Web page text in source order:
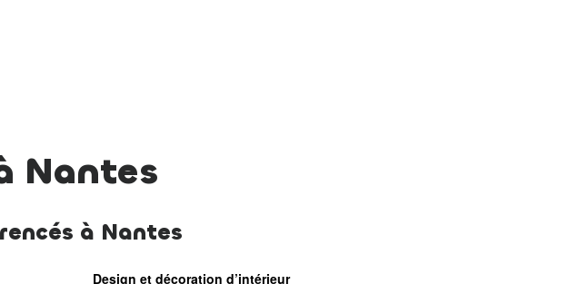
Nantes
à Nantes
Design et décoration d’intérieur